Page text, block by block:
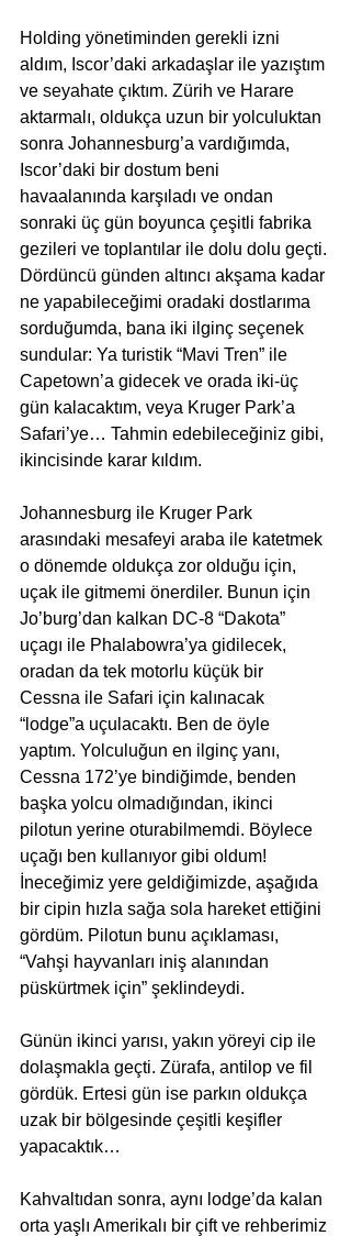
Holding yönetiminden gerekli izni
aldım, Iscor’daki arkadaşlar ile yazıştım
ve seyahate çıktım. Zürih ve Harare
aktarmalı, oldukça uzun bir yolculuktan
sonra Johannesburg’a vardığımda,
Iscor’daki bir dostum beni
havaalanında karşıladı ve ondan
sonraki üç gün boyunca çeşitli fabrika
gezileri ve toplantılar ile dolu dolu geçti.
Dördüncü günden altıncı akşama kadar
ne yapabileceğimi oradaki dostlarıma
sorduğumda, bana iki ilginç seçenek
sundular: Ya turistik “Mavi Tren” ile
Capetown’a gidecek ve orada iki-üç
gün kalacaktım, veya Kruger Park’a
Safari’ye… Tahmin edebileceğiniz gibi,
ikincisinde karar kıldım.
Johannesburg ile Kruger Park
arasındaki mesafeyi araba ile katetmek
o dönemde oldukça zor olduğu için,
uçak ile gitmemi önerdiler. Bunun için
Jo’burg’dan kalkan DC-8 “Dakota”
uçagı ile Phalabowra’ya gidilecek,
oradan da tek motorlu küçük bir
Cessna ile Safari için kalınacak
“lodge”a uçulacaktı. Ben de öyle
yaptım. Yolculuğun en ilginç yanı,
Cessna 172’ye bindiğimde, benden
başka yolcu olmadığından, ikinci
pilotun yerine oturabilmemdi. Böylece
uçağı ben kullanıyor gibi oldum!
İneceğimiz yere geldiğimizde, aşağıda
bir cipin hızla sağa sola hareket ettiğini
gördüm. Pilotun bunu açıklaması,
“Vahşi hayvanları iniş alanından
püskürtmek için” şeklindeydi.
Günün ikinci yarısı, yakın yöreyi cip ile
dolaşmakla geçti. Zürafa, antilop ve fil
gördük. Ertesi gün ise parkın oldukça
uzak bir bölgesinde çeşitli keşifler
yapacaktık…
Kahvaltıdan sonra, aynı lodge’da kalan
orta yaşlı Amerikalı bir çift ve rehberimiz